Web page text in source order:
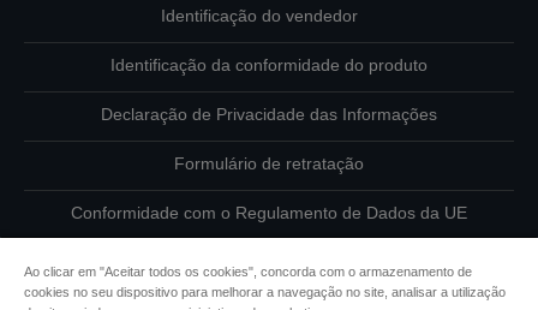
Identificação do vendedor
Identificação da conformidade do produto
Declaração de Privacidade das Informações
Formulário de retratação
Conformidade com o Regulamento de Dados da UE
Ao clicar em "Aceitar todos os cookies", concorda com o armazenamento de
cookies no seu dispositivo para melhorar a navegação no site, analisar a utilização